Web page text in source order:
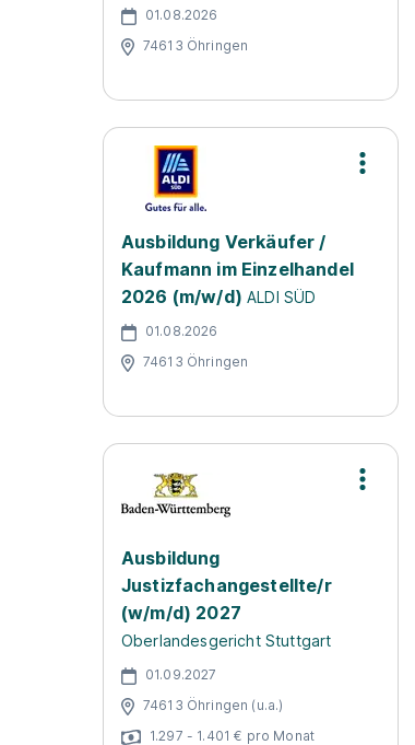
01.08.2026
74613 Öhringen
Ausbildung Verkäufer /
Kaufmann im Einzelhandel
2026 (m/w/d) ALDI SÜD
01.08.2026
74613 Öhringen
Ausbildung
Justizfachangestellte/r
(w/m/d) 2027
Oberlandesgericht Stuttgart
01.09.2027
74613 Öhringen (u.a.)
1.297 - 1.401 € pro Monat